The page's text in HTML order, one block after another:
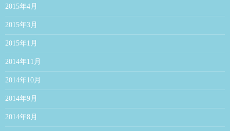
2015年4月
2015年3月
2015年1月
2014年11月
2014年10月
2014年9月
2014年8月